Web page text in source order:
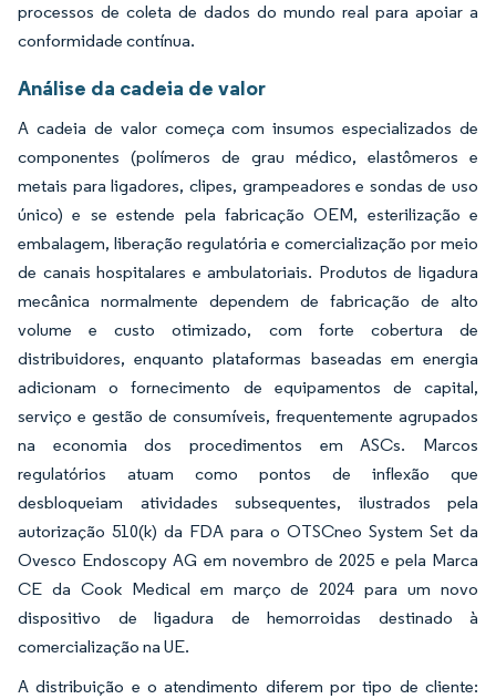
processos de coleta de dados do mundo real para apoiar a
conformidade contínua.
Análise da cadeia de valor
A cadeia de valor começa com insumos especializados de
componentes (polímeros de grau médico, elastômeros e
metais para ligadores, clipes, grampeadores e sondas de uso
único) e se estende pela fabricação OEM, esterilização e
embalagem, liberação regulatória e comercialização por meio
de canais hospitalares e ambulatoriais. Produtos de ligadura
mecânica normalmente dependem de fabricação de alto
volume e custo otimizado, com forte cobertura de
distribuidores, enquanto plataformas baseadas em energia
adicionam o fornecimento de equipamentos de capital,
serviço e gestão de consumíveis, frequentemente agrupados
na economia dos procedimentos em ASCs. Marcos
regulatórios atuam como pontos de inflexão que
desbloqueiam atividades subsequentes, ilustrados pela
autorização 510(k) da FDA para o OTSCneo System Set da
Ovesco Endoscopy AG em novembro de 2025 e pela Marca
CE da Cook Medical em março de 2024 para um novo
dispositivo de ligadura de hemorroidas destinado à
comercialização na UE.
A distribuição e o atendimento diferem por tipo de cliente: